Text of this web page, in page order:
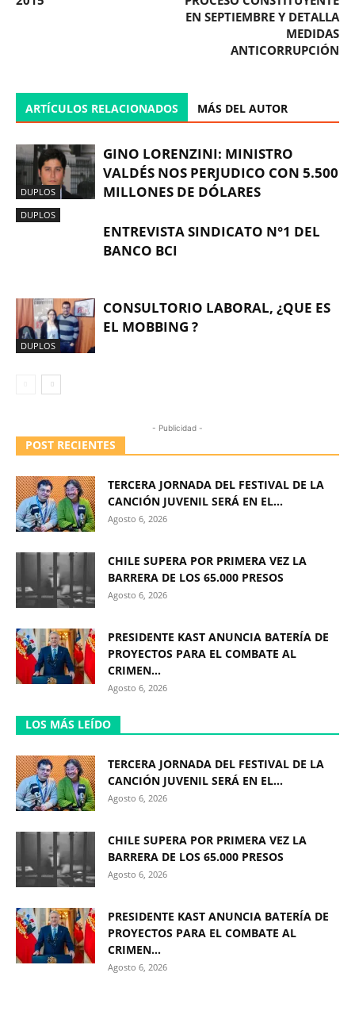
EN SEPTIEMBRE Y DETALLA
MEDIDAS
ANTICORRUPCIÓN
ARTÍCULOS RELACIONADOS MÁS DEL AUTOR
DUPLOS
GINO LORENZINI: MINISTRO
VALDÉS NOS PERJUDICO CON 5.500
MILLONES DE DÓLARES
DUPLOS
ENTREVISTA SINDICATO N°1 DEL
BANCO BCI
DUPLOS
CONSULTORIO LABORAL, ¿QUE ES
EL MOBBING ?
- Publicidad -
POST RECIENTES
TERCERA JORNADA DEL FESTIVAL DE LA
CANCIÓN JUVENIL SERÁ EN EL...
Agosto 6, 2026
CHILE SUPERA POR PRIMERA VEZ LA
BARRERA DE LOS 65.000 PRESOS
Agosto 6, 2026
PRESIDENTE KAST ANUNCIA BATERÍA DE
PROYECTOS PARA EL COMBATE AL
CRIMEN...
Agosto 6, 2026
LOS MÁS LEÍDO
TERCERA JORNADA DEL FESTIVAL DE LA
CANCIÓN JUVENIL SERÁ EN EL...
Agosto 6, 2026
CHILE SUPERA POR PRIMERA VEZ LA
BARRERA DE LOS 65.000 PRESOS
Agosto 6, 2026
PRESIDENTE KAST ANUNCIA BATERÍA DE
PROYECTOS PARA EL COMBATE AL
CRIMEN...
Agosto 6, 2026